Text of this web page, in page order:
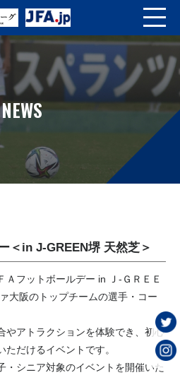
NEWS
＜in J-GREEN堺 天然芝＞
Ａフットボールデー in Ｊ-ＧＲＥＥ
大阪のトップチームの選手・コー
やアトラクションを体験でき、初心
だけるイベントです。
・シニア対象のイベントを開催いた